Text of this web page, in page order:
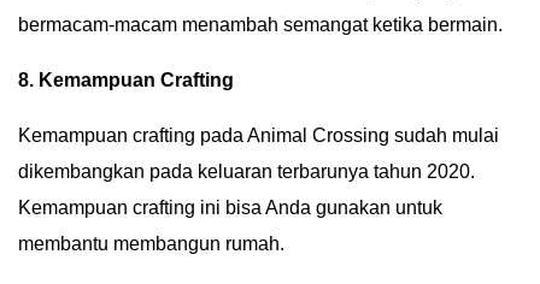
bermacam-macam menambah semangat ketika bermain.
8. Kemampuan Crafting
Kemampuan crafting pada Animal Crossing sudah mulai
dikembangkan pada keluaran terbarunya tahun 2020.
Kemampuan crafting ini bisa Anda gunakan untuk
membantu membangun rumah.